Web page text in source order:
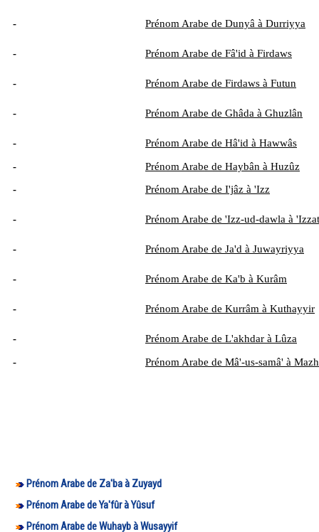
- Prénom Arabe de Dunyâ à Durriyya
- Prénom Arabe de Fâ'id à Firdaws
- Prénom Arabe de Firdaws à Futun
- Prénom Arabe de Ghâda à Ghuzlân
- Prénom Arabe de Hâ'id à Hawwâs
-
Prénom Arabe de Haybân à Huzûz
-
Prénom Arabe de I'jâz à 'Izz
- Prénom Arabe de 'Izz-ud-dawla à 'Izzat
- Prénom Arabe de Ja'd à Juwayriyya
- Prénom Arabe de Ka'b à Kurâm
- Prénom Arabe de Kurrâm à Kuthayyir
- Prénom Arabe de L'akhdar à Lûza
- Prénom Arabe de Mâ'-us-samâ' à
Prénom Arabe de Za'ba à Zuyayd
Prénom Arabe de Ya'fûr à Yûsuf
Prénom Arabe de Wuhayb à Wusayyif